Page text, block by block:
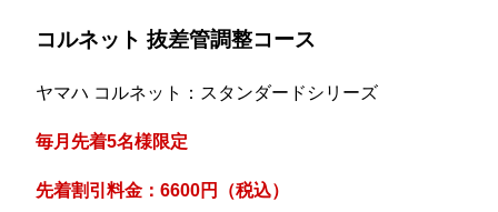
コルネット 抜差管調整コース
ヤマハ コルネット：スタンダードシリーズ
毎月先着5名様限定
先着割引料金：6600円（税込）